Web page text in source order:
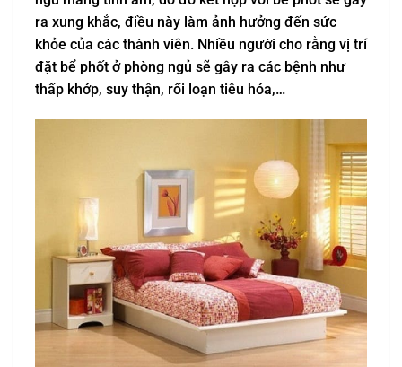
ra xung khắc, điều này làm ảnh hưởng đến sức
khỏe của các thành viên. Nhiều người cho rằng vị trí
đặt bể phốt ở phòng ngủ sẽ gây ra các bệnh như
thấp khớp, suy thận, rối loạn tiêu hóa,…